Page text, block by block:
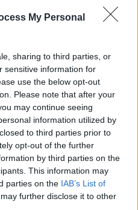
My Personal
sharing to third parties, or
sensitive information for
use the below opt-out
Please note that after your
may continue seeing
information utilized by
to third parties prior to
opt-out of the further
by third parties on the
This information may
parties on the IAB’s List of
further disclose it to other
hogy a Hitech
az F2 konstruktőri
előtt van esélye a
egyik pilótájának,
Luke Browningnak is
hogy a Hitech ideális
az F1-be vágyó
versenyzett
Lawson és Isack
szép F1-es karriert